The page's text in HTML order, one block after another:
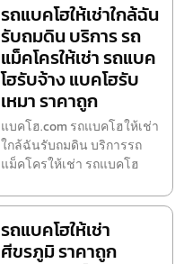
รถแบคโฮให้เช่าใกล้ฉัน
รับถมดิน บริการ รถ
แม็คโครให้เช่า รถแบค
โฮรับจ้าง แบคโฮรับ
เหมา ราคาถูก
แบคโฮ.com รถแบคโฮให้เช่า
ใกล้ฉันรับถมดิน บริการรถ
แม็คโครให้เช่า รถแบคโฮ
รถแบคโฮให้เช่า
ศีขรภูมิ ราคาถูก